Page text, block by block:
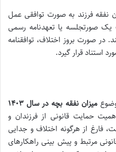
نفقه فرزند به صورت توافقی عمل
یک صورتجلسه یا تعهدنامه رسمی
در صورت بروز اختلاف، توافقنامه
استناد قرار گیرد.
میزان نفقه بچه در سال ۱۴۰۳
حمایت قانونی از فرزندان و
فارغ از هرگونه اختلاف و جدایی
مرتبط و پیش بینی راهکارهای